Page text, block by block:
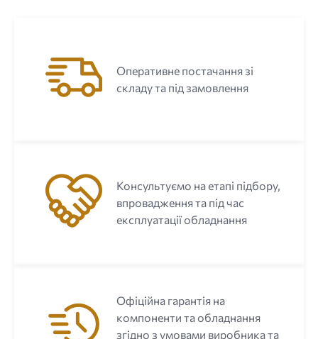
Оперативне постачання зі
складу та під замовлення
Консультуємо на етапі підбору,
впровадження та під час
експлуатації обладнання
Офіційна гарантія на
компоненти та обладнання
згідно з умовами виробника та